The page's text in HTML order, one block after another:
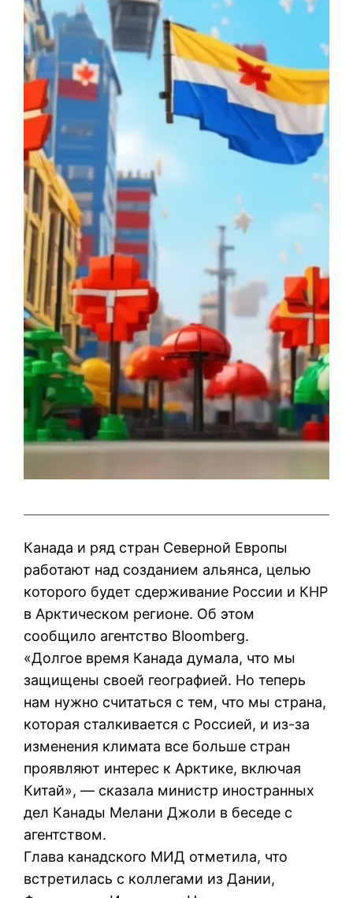
Канада и ряд стран Северной Европы
работают над созданием альянса, целью
которого будет сдерживание России и КНР
в Арктическом регионе. Об этом
сообщило агентство Bloomberg.
«Долгое время Канада думала, что мы
защищены своей географией. Но теперь
нам нужно считаться с тем, что мы страна,
которая сталкивается с Россией, и из-за
изменения климата все больше стран
проявляют интерес к Арктике, включая
Китай», — сказала министр иностранных
дел Канады Мелани Джоли в беседе с
агентством.
Глава канадского МИД отметила, что
встретилась с коллегами из Дании,